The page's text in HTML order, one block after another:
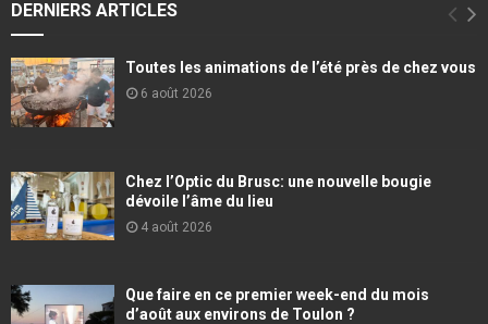
DERNIERS ARTICLES
Toutes les animations de l’été près de chez vous
6 août 2026
Chez l’Optic du Brusc: une nouvelle bougie
dévoile l’âme du lieu
4 août 2026
Que faire en ce premier week-end du mois
d’août aux environs de Toulon ?